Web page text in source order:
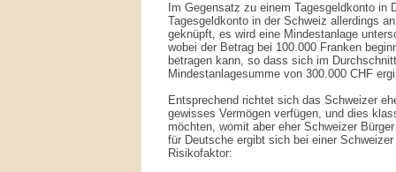
Im Gegensatz zu einem Tagesgeldkonto in
Tagesgeldkonto in der Schweiz allerdings
geknüpft, es wird eine Mindestanlage
wobei der Betrag bei 100.000 Franken
betragen kann, so dass sich im
Mindestanlagesumme von 300.000 CHF
Entsprechend richtet sich das Schweizer
gewisses Vermögen verfügen, und dies
möchten, womit aber eher Schweizer
für Deutsche ergibt sich bei einer
Risikofaktor: